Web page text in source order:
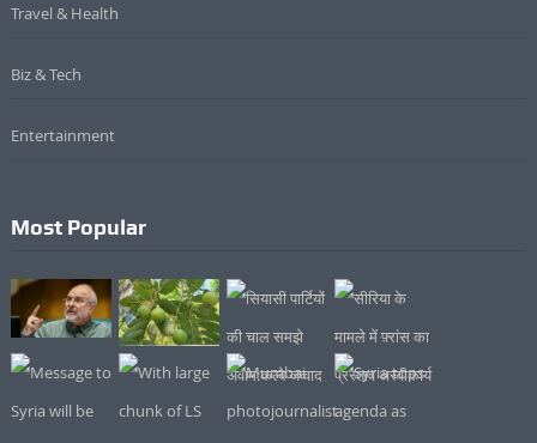
Travel & Health
Biz & Tech
Entertainment
Most Popular